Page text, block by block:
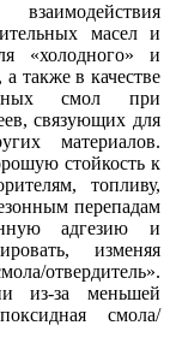
масел и
«холодного» и
также в качестве
смол при
связующих для
материалов.
стойкость к
топливу,
перепадам
адгезию и
изменяя
из-за меньшей
смола/